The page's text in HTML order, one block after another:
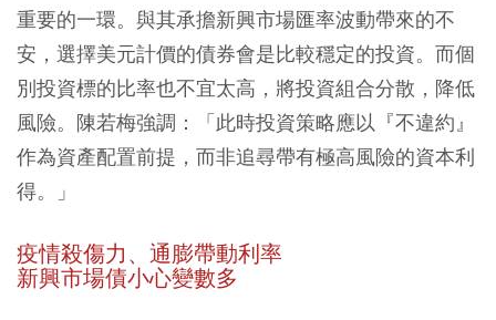
重要的一環。與其承擔新興市場匯率波動帶來的不
安，選擇美元計價的債券會是比較穩定的投資。而個
別投資標的比率也不宜太高，將投資組合分散，降低
風險。陳若梅強調：「此時投資策略應以『不違約』
作為資產配置前提，而非追尋帶有極高風險的資本利
得。」
疫情殺傷力、通膨帶動利率
新興市場債小心變數多